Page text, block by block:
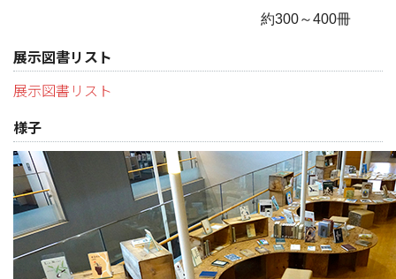
約300～400冊
展示図書リスト
展示図書リスト
様子